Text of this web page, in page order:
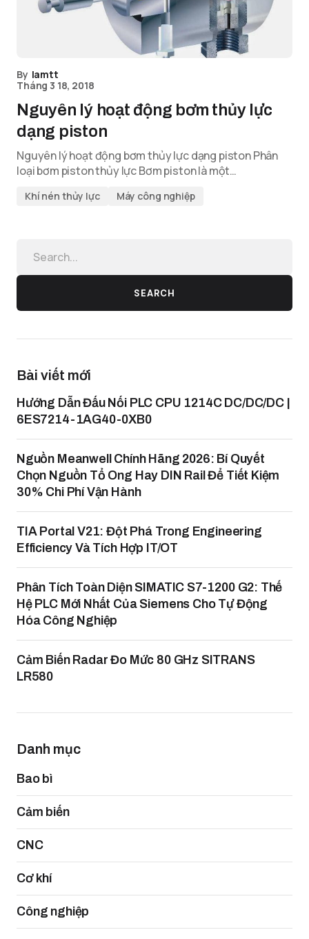
By lamtt
Tháng 3 18, 2018
Nguyên lý hoạt động bơm thủy lực
dạng piston
Nguyên lý hoạt động bơm thủy lực dạng piston Phân
loại bơm piston thủy lực Bơm piston là một…
Khí nén thủy lực Máy công nghiệp
SEARCH
Bài viết mới
Hướng Dẫn Đấu Nối PLC CPU 1214C DC/DC/DC |
6ES7214-1AG40-0XB0
Nguồn Meanwell Chính Hãng 2026: Bí Quyết
Chọn Nguồn Tổ Ong Hay DIN Rail Để Tiết Kiệm
30% Chi Phí Vận Hành
TIA Portal V21: Đột Phá Trong Engineering
Efficiency Và Tích Hợp IT/OT
Phân Tích Toàn Diện SIMATIC S7-1200 G2: Thế
Hệ PLC Mới Nhất Của Siemens Cho Tự Động
Hóa Công Nghiệp
Cảm Biến Radar Đo Mức 80 GHz SITRANS
LR580
Danh mục
Bao bì
Cảm biến
CNC
Cơ khí
Công nghiệp